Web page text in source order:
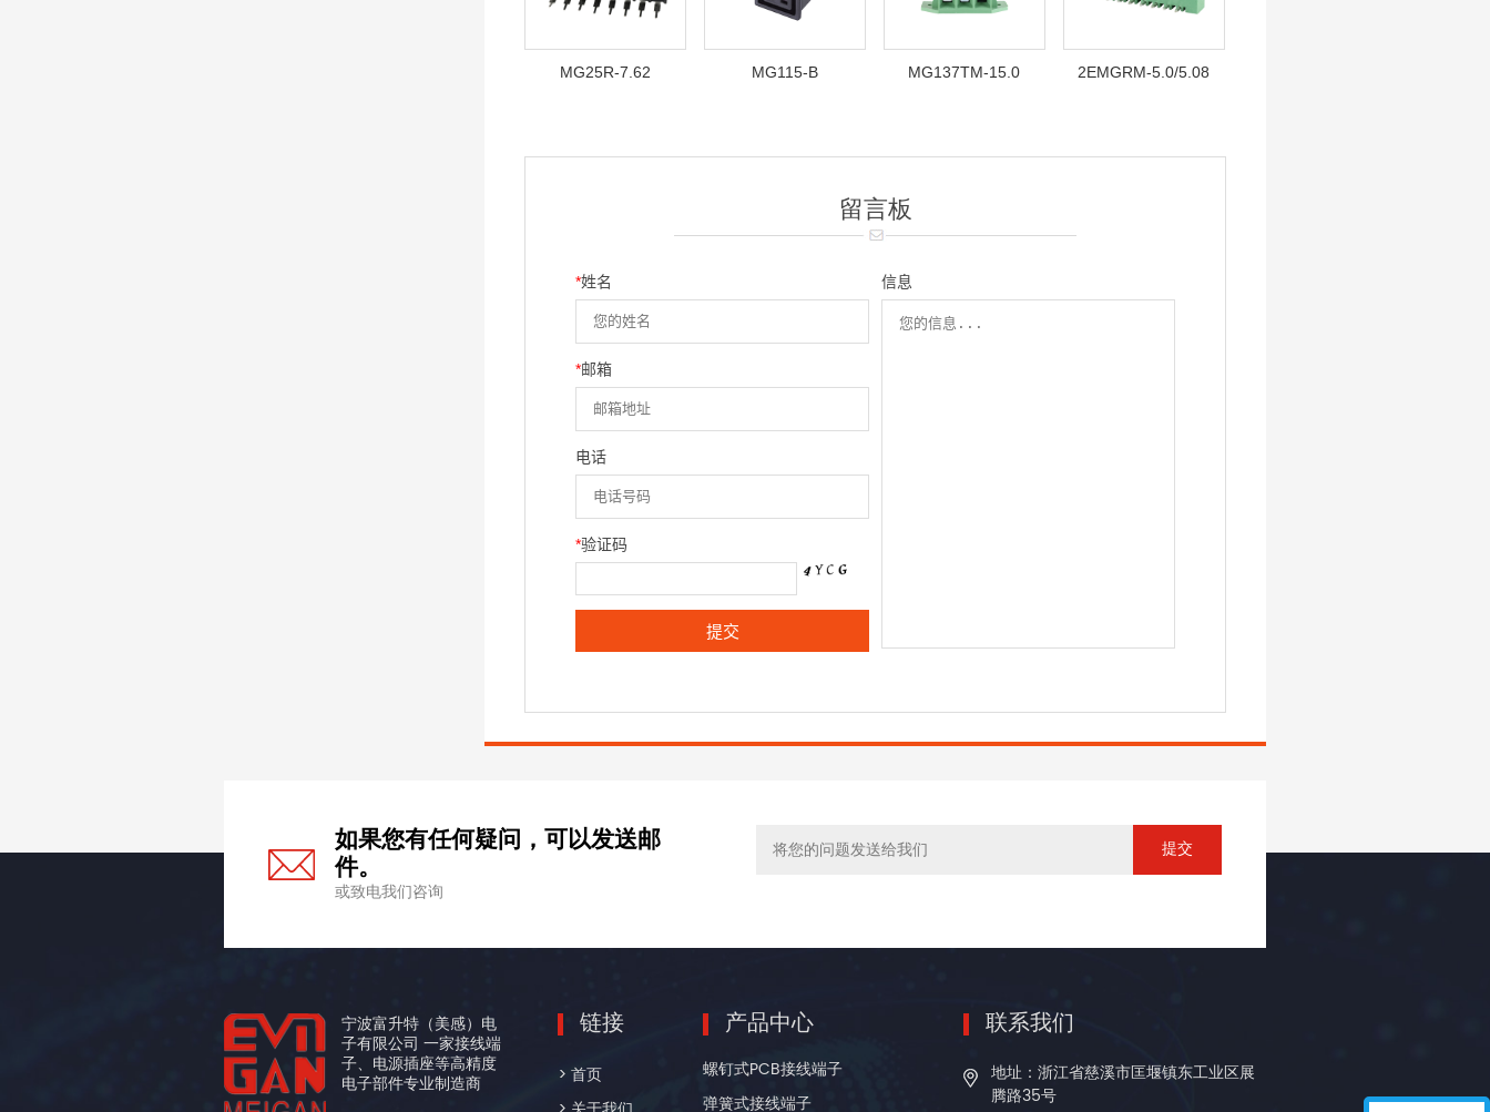
MG25R-7.62 MG115-B MG137TM-15.0 2EMGRM-5.0/5.08
留言板
*姓名
*邮箱
电话
*验证码
信息
如果您有任何疑问，可以发送邮
件。
或致电我们咨询
宁波富升特（美感）电
子有限公司 一家接线端
子、电源插座等高精度
电子部件专业制造商
链接
> 首页
产品中心
螺钉式PCB接线端子
弹簧式接线端子
联系我们
地址：浙江省慈溪市匡堰镇东工业区展
腾路35号